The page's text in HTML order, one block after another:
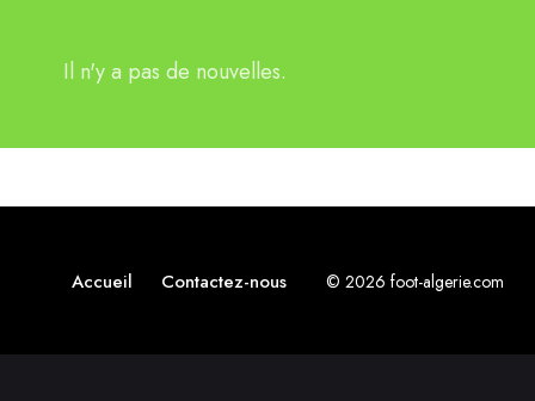
Il n'y a pas de nouvelles.
Accueil Contactez-nous © 2026 foot-algerie.com